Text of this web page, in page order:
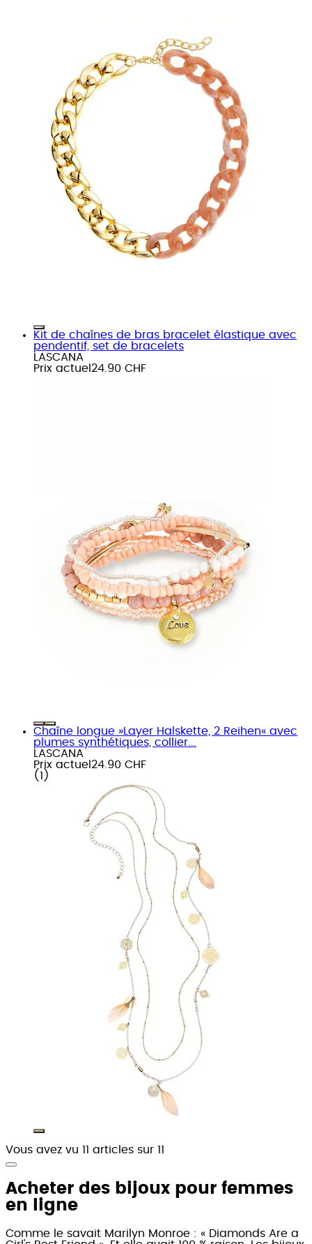
Kit de chaînes de bras bracelet élastique avec
pendentif, set de bracelets
LASCANA
Prix actuel 24.90 CHF
Chaîne longue »Layer Halskette, 2 Reihen« avec
plumes synthétiques, collier...
LASCANA
Prix actuel 24.90 CHF
( 1 )
Vous avez vu 11 articles sur 11
Acheter des bijoux pour femmes
en ligne
Comme le savait Marilyn Monroe : « Diamonds Are a